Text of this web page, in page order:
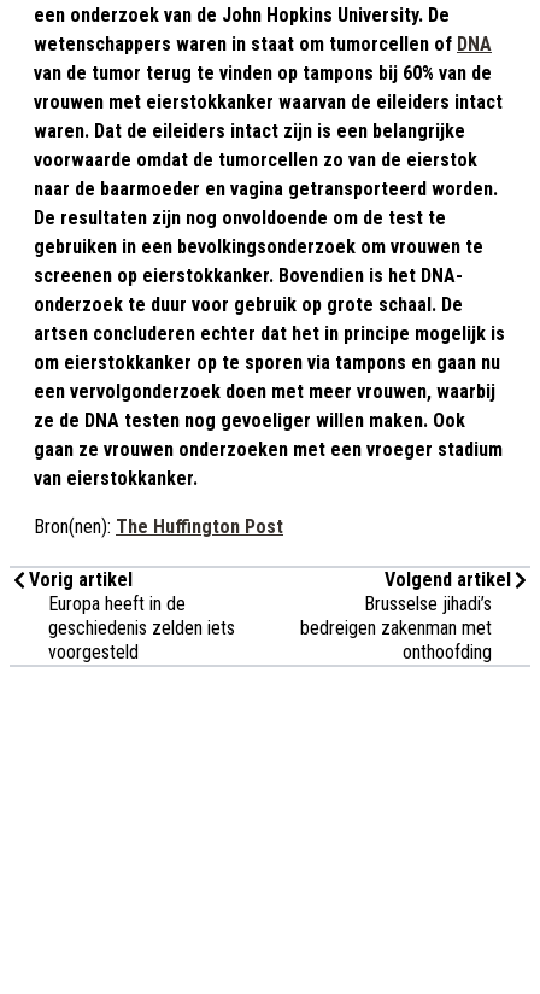
een onderzoek van de John Hopkins University. De
wetenschappers waren in staat om tumorcellen of DNA
van de tumor terug te vinden op tampons bij 60% van de
vrouwen met eierstokkanker waarvan de eileiders intact
waren. Dat de eileiders intact zijn is een belangrijke
voorwaarde omdat de tumorcellen zo van de eierstok
naar de baarmoeder en vagina getransporteerd worden.
De resultaten zijn nog onvoldoende om de test te
gebruiken in een bevolkingsonderzoek om vrouwen te
screenen op eierstokkanker. Bovendien is het DNA-
onderzoek te duur voor gebruik op grote schaal. De
artsen concluderen echter dat het in principe mogelijk is
om eierstokkanker op te sporen via tampons en gaan nu
een vervolgonderzoek doen met meer vrouwen, waarbij
ze de DNA testen nog gevoeliger willen maken. Ook
gaan ze vrouwen onderzoeken met een vroeger stadium
van eierstokkanker.
Bron(nen): The Huffington Post
Vorig artikel
Europa heeft in de
geschiedenis zelden iets
voorgesteld
Volgend artikel
Brusselse jihadi’s
bedreigen zakenman met
onthoofding